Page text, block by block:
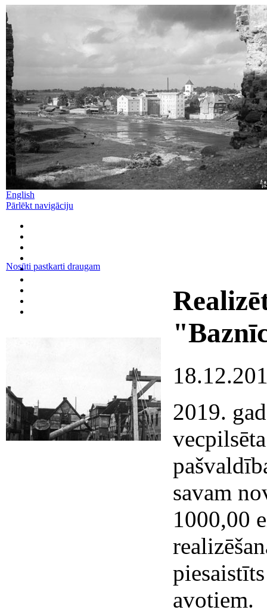
English
Pārlēkt navigāciju
Nosūti pastkarti draugam
2019.
savam
1000,00
avotiem.